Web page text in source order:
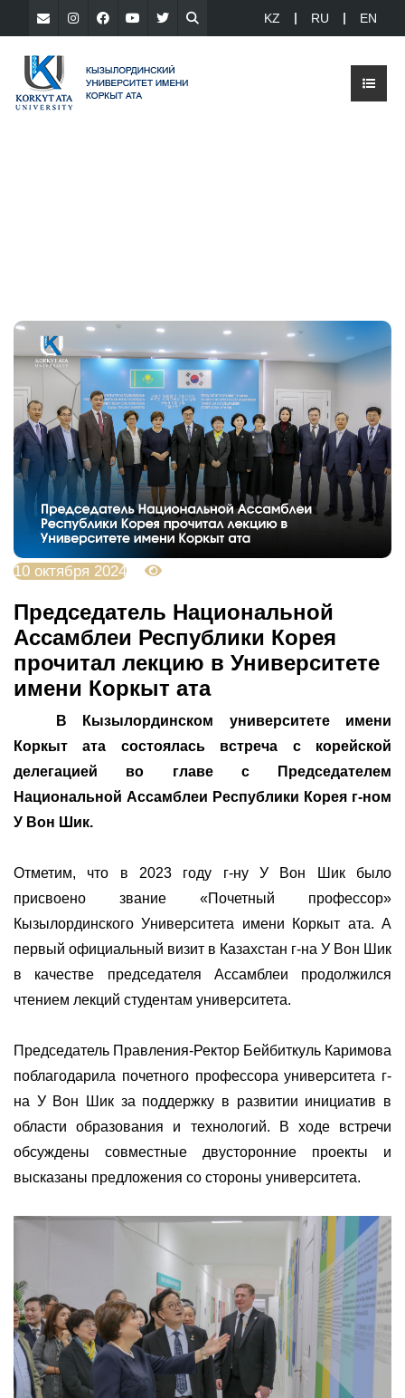
KZ RU EN
10 октября 2024
Председатель Национальной
Ассамблеи Республики Корея
прочитал лекцию в Университете
имени Коркыт ата
В Кызылординском университете имени
Коркыт ата состоялась встреча с корейской
делегацией во главе с Председателем
Национальной Ассамблеи Республики Корея г-ном
У Вон Шик.
Отметим, что в 2023 году г-ну У Вон Шик было
присвоено звание «Почетный профессор»
Кызылординского Университета имени Коркыт ата. А
первый официальный визит в Казахстан г-на У Вон Шик
в качестве председателя Ассамблеи продолжился
чтением лекций студентам университета.
Председатель Правления-Ректор Бейбиткуль Каримова
поблагодарила почетного профессора университета г-
на У Вон Шик за поддержку в развитии инициатив в
области образования и технологий. В ходе встречи
обсуждены совместные двусторонние проекты и
высказаны предложения со стороны университета.